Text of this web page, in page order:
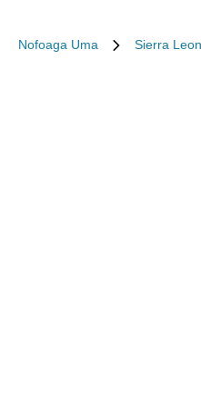
Nofoaga Uma Sierra